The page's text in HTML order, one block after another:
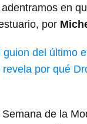
en
por
guion del último
revela por qué
de la